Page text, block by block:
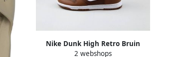
Nike Dunk High Retro Bruin
2 webshops